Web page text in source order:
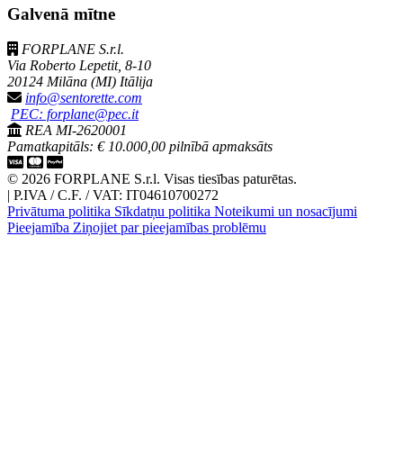
Galvenā mītne
FORPLANE S.r.l.
Via Roberto Lepetit, 8-10
20124 Milāna (MI) Itālija
info@sentorette.com
PEC: forplane@pec.it
REA MI-2620001
Pamatkapitāls: € 10.000,00 pilnībā apmaksāts
© 2026 FORPLANE S.r.l. Visas tiesības paturētas.
| P.IVA / C.F. / VAT: IT04610700272
Privātuma politika Sīkdatņu politika Noteikumi un nosacījumi
Pieejamība Ziņojiet par pieejamības problēmu